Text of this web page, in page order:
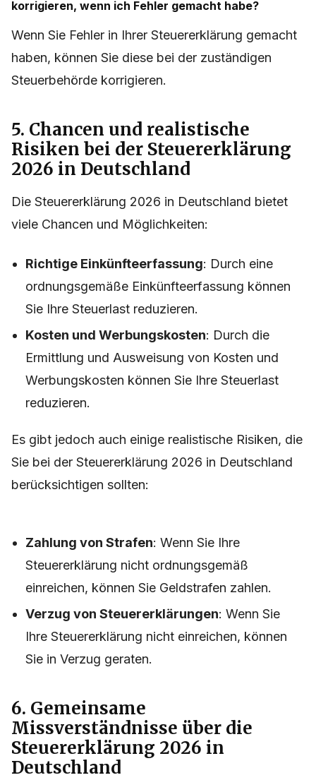
korrigieren, wenn ich Fehler gemacht habe?
Wenn Sie Fehler in Ihrer Steuererklärung gemacht
haben, können Sie diese bei der zuständigen
Steuerbehörde korrigieren.
5. Chancen und realistische
Risiken bei der Steuererklärung
2026 in Deutschland
Die Steuererklärung 2026 in Deutschland bietet
viele Chancen und Möglichkeiten:
Richtige Einkünfteerfassung: Durch eine
ordnungsgemäße Einkünfteerfassung können
Sie Ihre Steuerlast reduzieren.
Kosten und Werbungskosten: Durch die
Ermittlung und Ausweisung von Kosten und
Werbungskosten können Sie Ihre Steuerlast
reduzieren.
Es gibt jedoch auch einige realistische Risiken, die
Sie bei der Steuererklärung 2026 in Deutschland
berücksichtigen sollten:
Zahlung von Strafen: Wenn Sie Ihre
Steuererklärung nicht ordnungsgemäß
einreichen, können Sie Geldstrafen zahlen.
Verzug von Steuererklärungen: Wenn Sie
Ihre Steuererklärung nicht einreichen, können
Sie in Verzug geraten.
6. Gemeinsame
Missverständnisse über die
Steuererklärung 2026 in
Deutschland